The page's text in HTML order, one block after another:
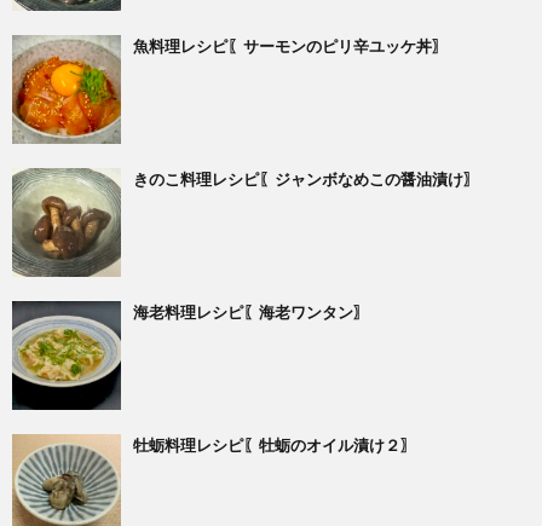
魚料理レシピ〖サーモンのピリ辛ユッケ丼〗
きのこ料理レシピ〖ジャンボなめこの醤油漬け〗
海老料理レシピ〖海老ワンタン〗
牡蛎料理レシピ〖牡蛎のオイル漬け２〗